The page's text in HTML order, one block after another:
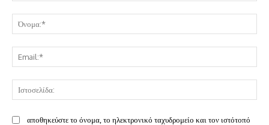
αποθηκεύστε το όνομα, το ηλεκτρονικό ταχυδρομείο και τον ιστότοπό